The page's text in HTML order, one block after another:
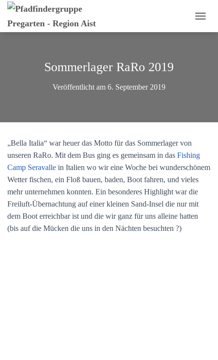
A
L
Sommerlager RaRo 2019
Veröffentlicht am 6. September 2019
„Bella Italia“ war heuer das Motto für das Sommerlager von
unseren RaRo. Mit dem Bus ging es gemeinsam in das Fishing
Camp Seravalle in Italien wo wir eine Woche bei wunderschönem
Wetter fischen, ein Floß bauen, baden, Boot fahren, und vieles
mehr unternehmen konnten. Ein besonderes Highlight war die
Freiluft-Übernachtung auf einer kleinen Sand-Insel die nur mit
dem Boot erreichbar ist und die wir ganz für uns alleine hatten
(bis auf die Mücken die uns in den Nächten besuchten ?)